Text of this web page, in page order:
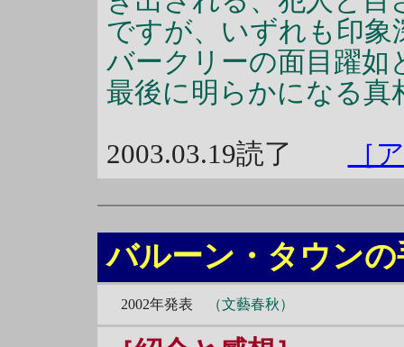
ですが、いずれも印象
バークリーの面目躍
最後に明らかになる真
2003.03.19読了
［
バルーン・タウンの
2002年発表 （文藝春秋）